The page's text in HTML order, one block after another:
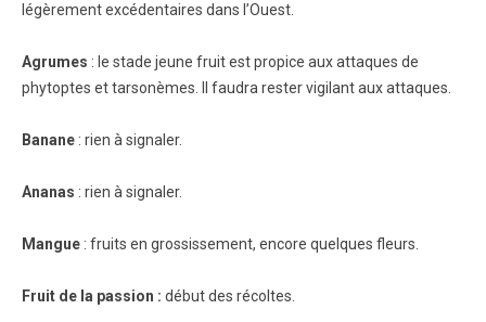
légèrement excédentaires dans l’Ouest.
Agrumes : le stade jeune fruit est propice aux attaques de
phytoptes et tarsonèmes. Il faudra rester vigilant aux attaques.
Banane : rien à signaler.
Ananas : rien à signaler.
Mangue : fruits en grossissement, encore quelques fleurs.
Fruit de la passion : début des récoltes.